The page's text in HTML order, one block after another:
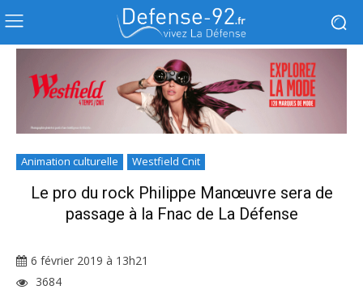
Animation culturelle Westfield Cnit
Le pro du rock Philippe Manœuvre sera de
passage à la Fnac de La Défense
6 février 2019 à 13h21
3684